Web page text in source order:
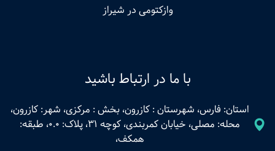
وازکتومی در شیراز
با ما در ارتباط باشید
استان: فارس، شهرستان : کازرون، بخش : مرکزی، شهر: کازرون،
محله: مصلی، خیابان کمربندی، کوچه 31، پلاک: 0.0، طبقه:
همکف،